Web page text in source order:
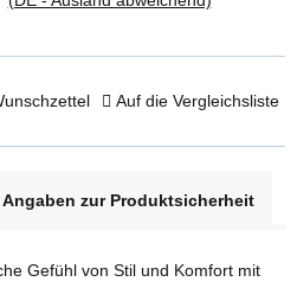
Auf die Vergleichsliste
Angaben zur Produktsicherheit
Gefühl von Stil und Komfort mit